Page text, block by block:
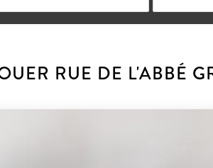
RUE DE L'ABBÉ